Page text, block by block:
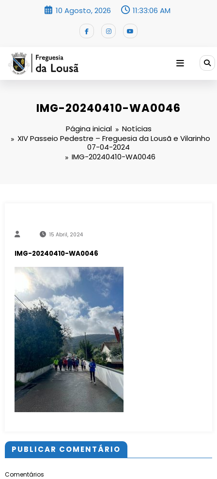
10 Agosto, 2026 11:33:07 AM
IMG-20240410-WA0046
Página inicial
Notícias
XIV Passeio Pedestre – Freguesia da Lousã e Vilarinho
07-04-2024
IMG-20240410-WA0046
15 Abril, 2024
IMG-20240410-WA0046
PUBLICAR COMENTÁRIO
Comentários